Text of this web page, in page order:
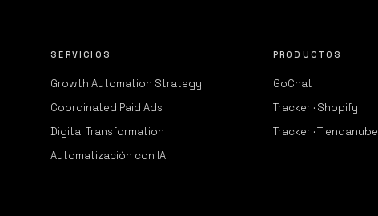
SERVICIOS
Growth Automation Strategy
Coordinated Paid Ads
Digital Transformation
Automatización con IA
PRODUCTOS
GoChat
Tracker · Shopify
Tracker · Tiendanube